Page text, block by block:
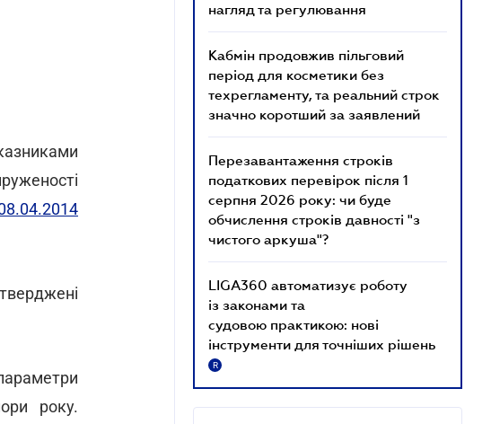
року.
нагляд та регулювання
Кабмін продовжив пільговий
період для косметики без
техрегламенту, та реальний строк
значно коротший за заявлений
Перезавантаження строків
податкових перевірок після 1
серпня 2026 року: чи буде
обчислення строків давності "з
чистого аркуша"?
LIGA360 автоматизує роботу
із законами та
судовою практикою: нові
інструменти для точніших рішень
R